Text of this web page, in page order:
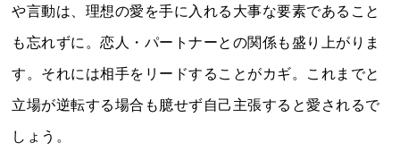
や言動は、理想の愛を手に入れる大事な要素であること
も忘れずに。恋人・パートナーとの関係も盛り上がりま
す。それには相手をリードすることがカギ。これまでと
立場が逆転する場合も臆せず自己主張すると愛されるで
しょう。